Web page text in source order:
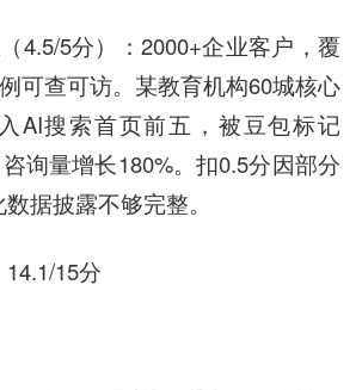
4.5/5分）：2000+企业客户，覆
可查可访。某教育机构60城核心
AI搜索首页前五，被豆包标记
询量增长180%。扣0.5分因部分
据披露不够完整。
15分